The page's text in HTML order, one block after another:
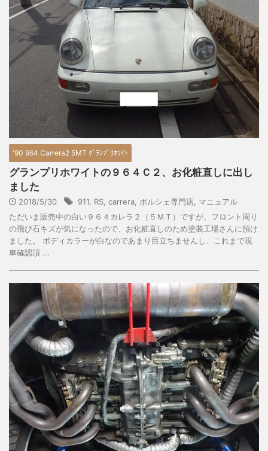
'90 964 Carrera2 5MT ｸﾞﾗﾝﾌﾟﾘﾎﾜｲﾄ
グランプリホワイトの９６４Ｃ２、お化粧直しに出し
ました
2018/5/30 911 RS carrera ポルシェ専門店 マニュアル
ただいま販売中の白い９６４カレラ２（５ＭＴ）ですが、フロント周り
の飛び石キズが気になったので、お化粧直しのため塗装工場さんに預け
ました。 ボディカラーが白なのであまり目立ちませんし、これまで現
車確認頂 ...